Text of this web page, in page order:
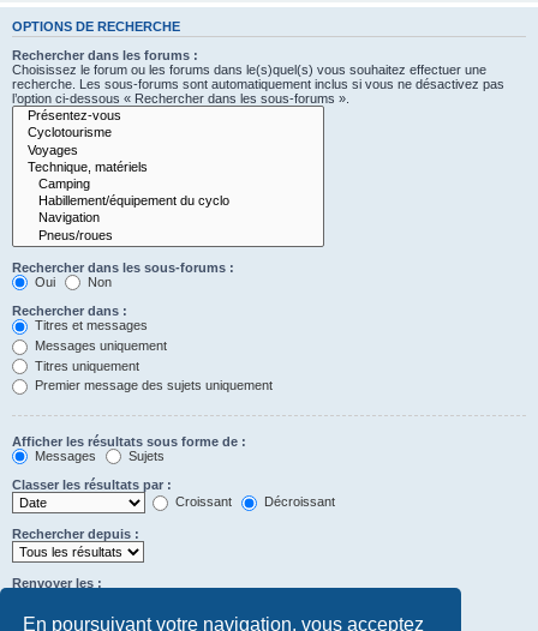
En poursuivant votre navigation, vous acceptez
OPTIONS DE RECHERCHE
Rechercher dans les forums :
Choisissez le forum ou les forums dans le(s)quel(s) vous souhaitez effectuer une
recherche. Les sous-forums sont automatiquement inclus si vous ne désactivez pas
l’option ci-dessous « Rechercher dans les sous-forums ».
Rechercher dans les sous-forums :
Oui
Non
Rechercher dans :
Titres et messages
Messages uniquement
Titres uniquement
Premier message des sujets uniquement
Afficher les résultats sous forme de :
Messages
Sujets
Classer les résultats par :
Croissant
Décroissant
Rechercher depuis :
Renvoyer les :